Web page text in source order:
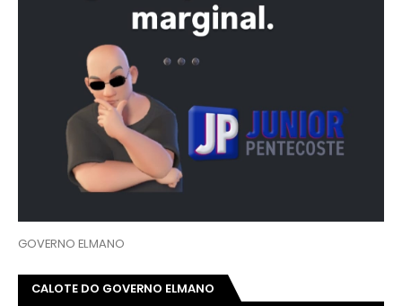
GOVERNO ELMANO
CALOTE DO GOVERNO ELMANO